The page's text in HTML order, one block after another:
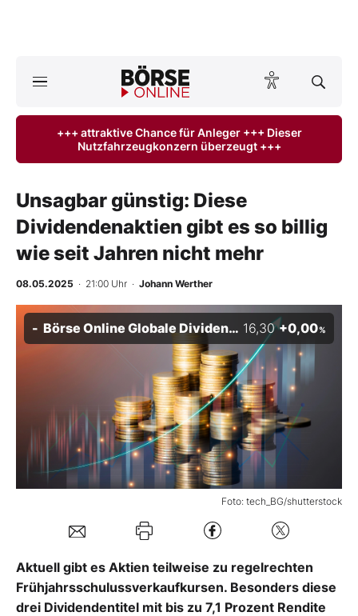
Anlageprodukte
Finanz-Check
Abo & Shop
Experten
Mein B:O
Mein Konto
Folgen Sie uns
+++ attraktive Chance für Anleger +++ Dieser
Nutzfahrzeugkonzern überzeugt +++
Unsagbar günstig: Diese
Dividendenaktien gibt es so billig
wie seit Jahren nicht mehr
08.05.2025 · 21:00 Uhr · Johann Werther
Foto: tech_BG/shutterstock
Börse Online Globale Dividenden-Stars Index 16,30 +0,00%
Aktuell gibt es Aktien teilweise zu regelrechten
Frühjahrsschulussverkaufkursen. Besonders diese
drei Dividendentitel mit bis zu 7,1 Prozent Rendite